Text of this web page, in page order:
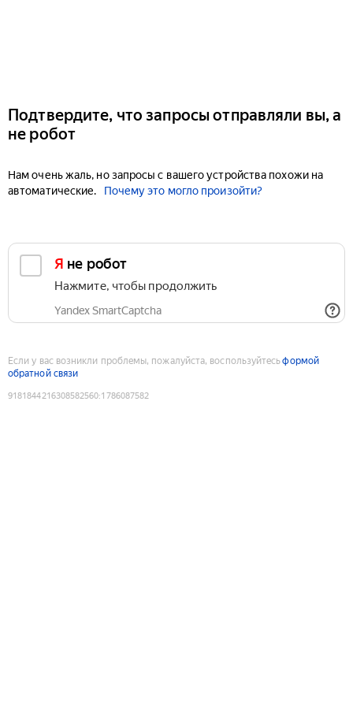
Подтвердите, что запросы отправляли вы, а
не робот
Нам очень жаль, но запросы с вашего устройства похожи на
автоматические.
Почему это могло произойти?
Я не робот
Нажмите, чтобы продолжить
Yandex SmartCaptcha
Если у вас возникли проблемы, пожалуйста, воспользуйтесьформой
обратной связи
9181844216308582560:1786087582